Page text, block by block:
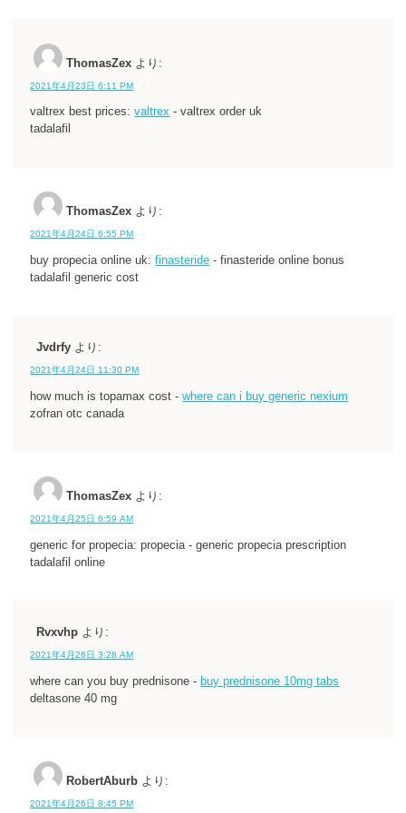
ThomasZex より:
2021年4月23日 6:11 PM
valtrex best prices:valtrex - valtrex order uk
tadalafil
ThomasZex より:
2021年4月24日 6:55 PM
buy propecia online uk:finasteride - finasteride online bonus
tadalafil generic cost
Jvdrfy より:
2021年4月24日 11:30 PM
how much is topamax cost -where can i buy generic nexium
zofran otc canada
ThomasZex より:
2021年4月25日 6:59 AM
generic for propecia: propecia - generic propecia prescription
tadalafil online
Rvxvhp より:
2021年4月26日 3:28 AM
where can you buy prednisone - buy prednisone 10mg tabs
deltasone 40 mg
RobertAburb より:
2021年4月26日 8:45 PM